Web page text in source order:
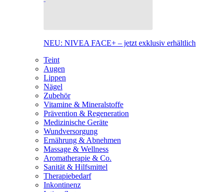
NEU: NIVEA FACE+ – jetzt exklusiv erhältlich
Teint
Augen
Lippen
Nägel
Zubehör
Vitamine & Mineralstoffe
Prävention & Regeneration
Medizinische Geräte
Wundversorgung
Ernährung & Abnehmen
Massage & Wellness
Aromatherapie & Co.
Sanität & Hilfsmittel
Therapiebedarf
Inkontinenz